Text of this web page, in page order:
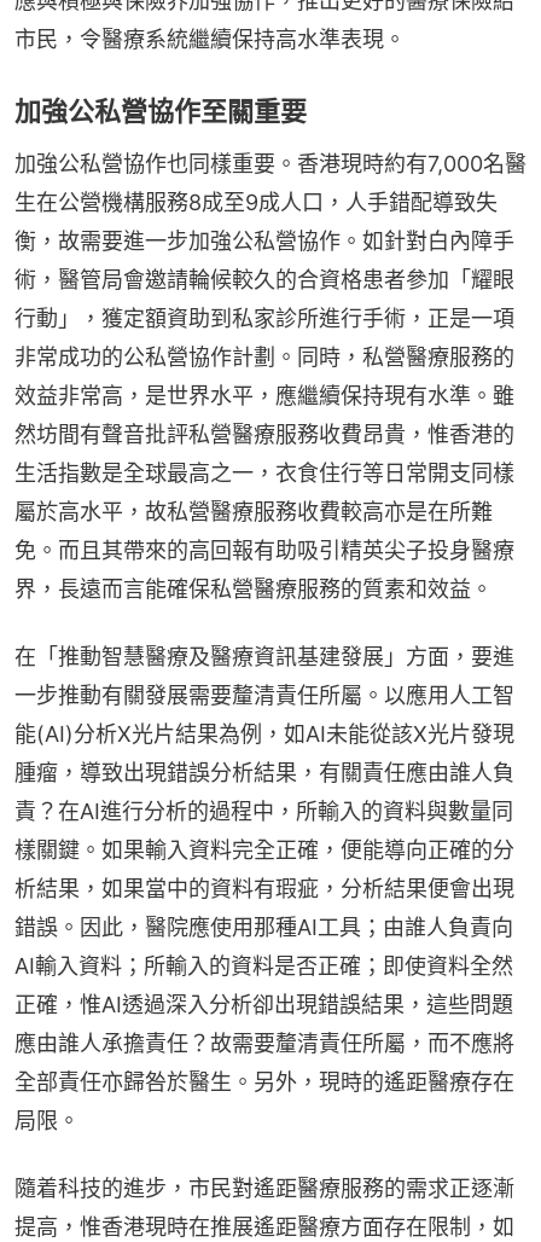
市民，令醫療系統繼續保持高水準表現。
加強公私營協作至關重要
加強公私營協作也同樣重要。香港現時約有7,000名醫
生在公營機構服務8成至9成人口，人手錯配導致失
衡，故需要進一步加強公私營協作。如針對白內障手
術，醫管局會邀請輪候較久的合資格患者參加「耀眼
行動」，獲定額資助到私家診所進行手術，正是一項
非常成功的公私營協作計劃。同時，私營醫療服務的
效益非常高，是世界水平，應繼續保持現有水準。雖
然坊間有聲音批評私營醫療服務收費昂貴，惟香港的
生活指數是全球最高之一，衣食住行等日常開支同樣
屬於高水平，故私營醫療服務收費較高亦是在所難
免。而且其帶來的高回報有助吸引精英尖子投身醫療
界，長遠而言能確保私營醫療服務的質素和效益。
在「推動智慧醫療及醫療資訊基建發展」方面，要進
一步推動有關發展需要釐清責任所屬。以應用人工智
能(AI)分析X光片結果為例，如AI未能從該X光片發現
腫瘤，導致出現錯誤分析結果，有關責任應由誰人負
責？在AI進行分析的過程中，所輸入的資料與數量同
樣關鍵。如果輸入資料完全正確，便能導向正確的分
析結果，如果當中的資料有瑕疵，分析結果便會出現
錯誤。因此，醫院應使用那種AI工具；由誰人負責向
AI輸入資料；所輸入的資料是否正確；即使資料全然
正確，惟AI透過深入分析卻出現錯誤結果，這些問題
應由誰人承擔責任？故需要釐清責任所屬，而不應將
全部責任亦歸咎於醫生。另外，現時的遙距醫療存在
局限。
隨着科技的進步，市民對遙距醫療服務的需求正逐漸
提高，惟香港現時在推展遙距醫療方面存在限制，如